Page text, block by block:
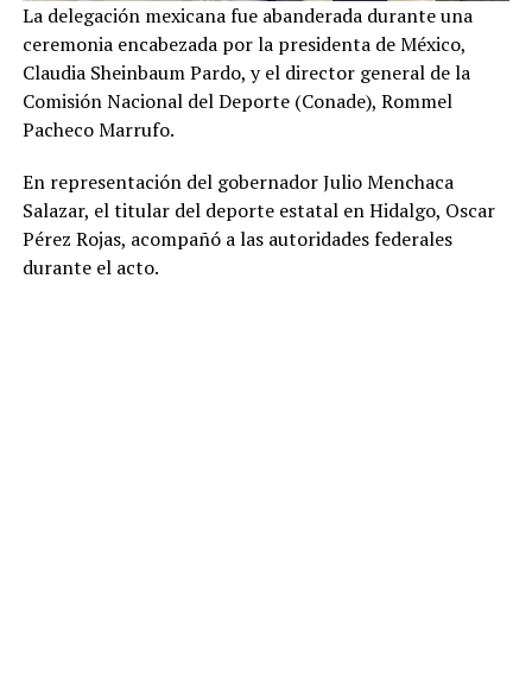
La delegación mexicana fue abanderada durante una
ceremonia encabezada por la presidenta de México,
Claudia Sheinbaum Pardo, y el director general de la
Comisión Nacional del Deporte (Conade), Rommel
Pacheco Marrufo.
En representación del gobernador Julio Menchaca
Salazar, el titular del deporte estatal en Hidalgo, Oscar
Pérez Rojas, acompañó a las autoridades federales
durante el acto.